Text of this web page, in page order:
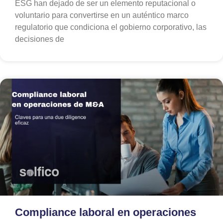
ESG han dejado de ser un elemento reputacional o
voluntario para convertirse en un auténtico marco
regulatorio que condiciona el gobierno corporativo, las
decisiones de
Compliance laboral en operaciones